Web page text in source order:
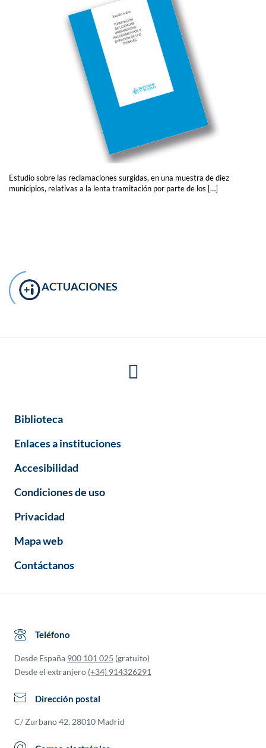
Estudio sobre las reclamaciones surgidas, en una muestra de diez
municipios, relativas a la lenta tramitación por parte de los […]
ACTUACIONES
Biblioteca
Enlaces a instituciones
Accesibilidad
Condiciones de uso
Privacidad
Mapa web
Contáctanos
Teléfono
Desde España 900 101 025 (gratuito)
Desde el extranjero (+34) 914326291
Dirección postal
C/ Zurbano 42, 28010 Madrid